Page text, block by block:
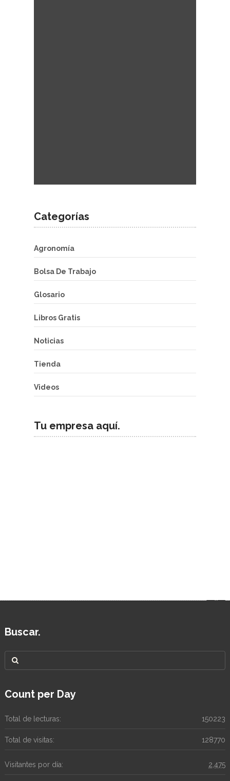
Categorías
Agronomía
Bolsa De Trabajo
Glosario
Libros Gratis
Noticias
Tienda
Videos
Tu empresa aquí.
Buscar.
Count per Day
150223
Total de lecturas:
128770
Total de visitas:
2,475
Visitantes por día: